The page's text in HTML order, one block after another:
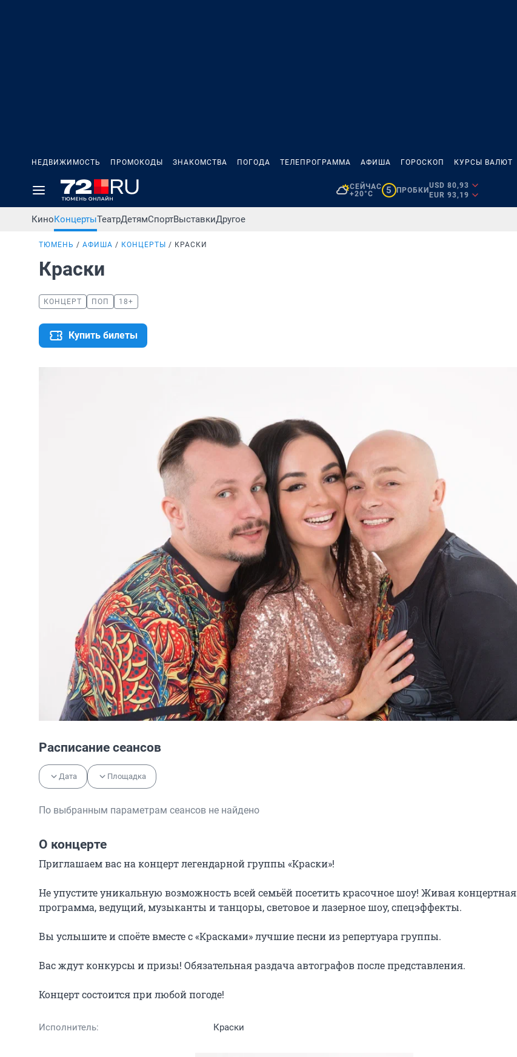
НЕДВИЖИМОСТЬ ПРОМОКОДЫ ЗНАКОМСТВА ПОГОДА ТЕЛЕПРОГРАММА АФИША ГОРОСКОП КУРСЫ ВАЛЮТ
СЕЙЧАС
+20°C
5 ПРОБКИ
USD 80,93
EUR 93,19
КиноКонцертыТеатрДетямСпортВыставкиДругое
ТЮМЕНЬ АФИША КОНЦЕРТЫ КРАСКИ
Краски
КОНЦЕРТ ПОП 18+
Купить билеты
Расписание сеансов
Дата Площадка
По выбранным параметрам сеансов не найдено
О концерте
Приглашаем вас на концерт легендарной группы «Краски»!
Не упустите уникальную возможность всей семьёй посетить красочное шоу! Живая концертная
программа, ведущий, музыканты и танцоры, световое и лазерное шоу, спецэффекты.
Вы услышите и споёте вместе с «Красками» лучшие песни из репертуара группы.
Вас ждут конкурсы и призы! Обязательная раздача автографов после представления.
Концерт состоится при любой погоде!
Исполнитель: Краски